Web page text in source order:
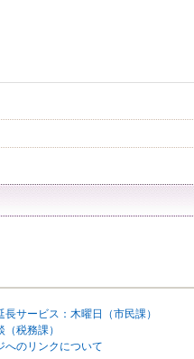
サービス：木曜日（市民課）
税務課）
へのリンクについて